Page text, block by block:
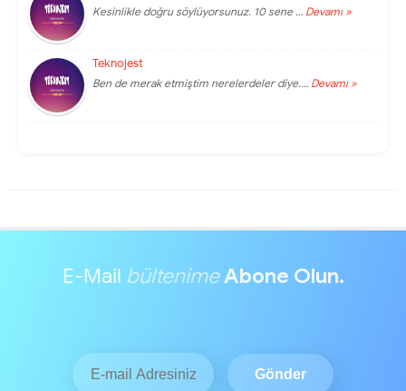
Kesinlikle doğru söylüyorsunuz. 10 sene … Devamı »
Teknojest
Ben de merak etmiştim nerelerdeler diye.… Devamı »
E-Mail bültenimeAbone Olun.